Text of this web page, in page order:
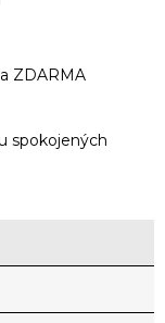
ZDARMA
spokojených